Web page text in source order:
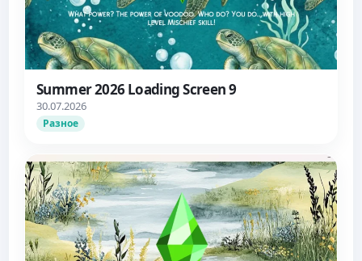
Summer 2026 Loading Screen 9
30.07.2026
Разное